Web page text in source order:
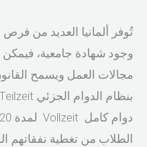
تُوفر ألمانيا العديد من
وجود شهادة جامعية،
مجالات العمل ويسمح
الطلاب من تغطية نفقاتهم